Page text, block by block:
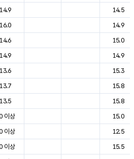
14.9
14.5
16.0
14.9
14.6
15.0
14.9
14.9
13.6
15.3
13.7
15.8
13.5
15.8
이상
15.0
이상
12.5
이상
15.5